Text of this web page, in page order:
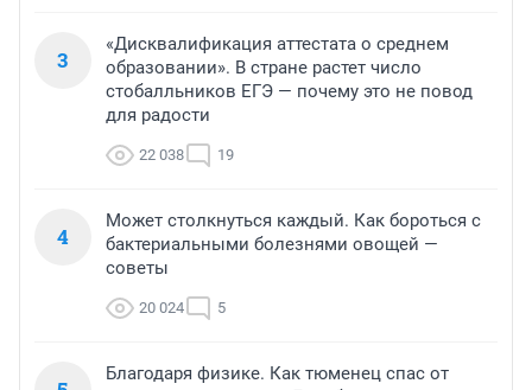
3
«Дисквалификация аттестата о среднем
образовании». В стране растет число
стобалльников ЕГЭ — почему это не повод
для радости
22 038 19
4
Может столкнуться каждый. Как бороться с
бактериальными болезнями овощей —
советы
20 024 5
Благодаря физике. Как тюменец спас от